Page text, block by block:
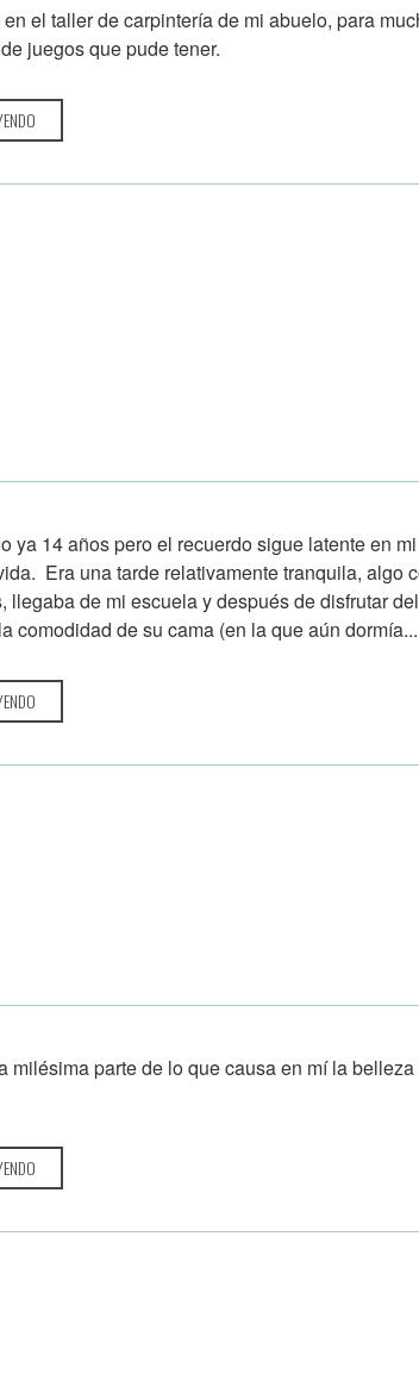
el taller de carpintería de mi abuelo, para
juegos que pude tener.
ya 14 años pero el recuerdo sigue latente en
Era una tarde relativamente tranquila, algo
llegaba de mi escuela y después de disfrutar
comodidad de su cama (en la que aún dormía...
milésima parte de lo que causa en mí la